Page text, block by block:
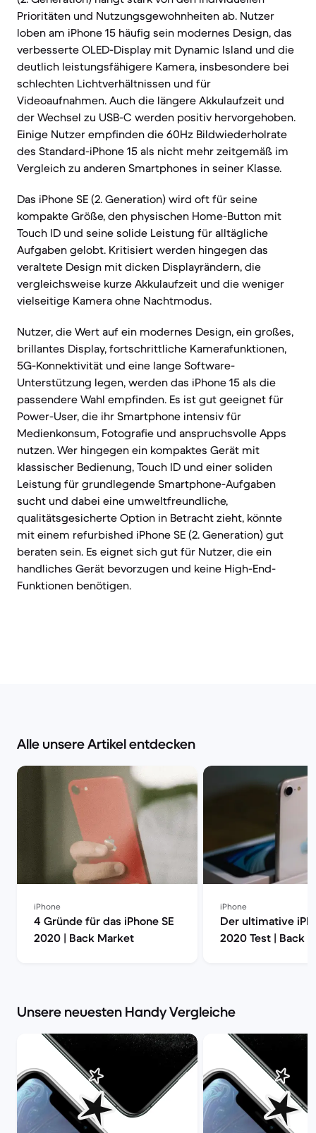
Prioritäten und Nutzungsgewohnheiten ab. Nutzer
loben am iPhone 15 häufig sein modernes Design, das
verbesserte OLED-Display mit Dynamic Island und die
deutlich leistungsfähigere Kamera, insbesondere bei
schlechten Lichtverhältnissen und für
Videoaufnahmen. Auch die längere Akkulaufzeit und
der Wechsel zu USB-C werden positiv hervorgehoben.
Einige Nutzer empfinden die 60Hz Bildwiederholrate
des Standard-iPhone 15 als nicht mehr zeitgemäß im
Vergleich zu anderen Smartphones in seiner Klasse.
Das iPhone SE (2. Generation) wird oft für seine
kompakte Größe, den physischen Home-Button mit
Touch ID und seine solide Leistung für alltägliche
Aufgaben gelobt. Kritisiert werden hingegen das
veraltete Design mit dicken Displayrändern, die
vergleichsweise kurze Akkulaufzeit und die weniger
vielseitige Kamera ohne Nachtmodus.
Nutzer, die Wert auf ein modernes Design, ein großes,
brillantes Display, fortschrittliche Kamerafunktionen,
5G-Konnektivität und eine lange Software-
Unterstützung legen, werden das iPhone 15 als die
passendere Wahl empfinden. Es ist gut geeignet für
Power-User, die ihr Smartphone intensiv für
Medienkonsum, Fotografie und anspruchsvolle Apps
nutzen. Wer hingegen ein kompaktes Gerät mit
klassischer Bedienung, Touch ID und einer soliden
Leistung für grundlegende Smartphone-Aufgaben
sucht und dabei eine umweltfreundliche,
qualitätsgesicherte Option in Betracht zieht, könnte
mit einem refurbished iPhone SE (2. Generation) gut
beraten sein. Es eignet sich gut für Nutzer, die ein
handliches Gerät bevorzugen und keine High-End-
Funktionen benötigen.
Alle unsere Artikel entdecken
iPhone
4 Gründe für das iPhone SE
2020 | Back Market
iPhone
Der ultimative
2020 Test | Back
Unsere neuesten Handy Vergleiche